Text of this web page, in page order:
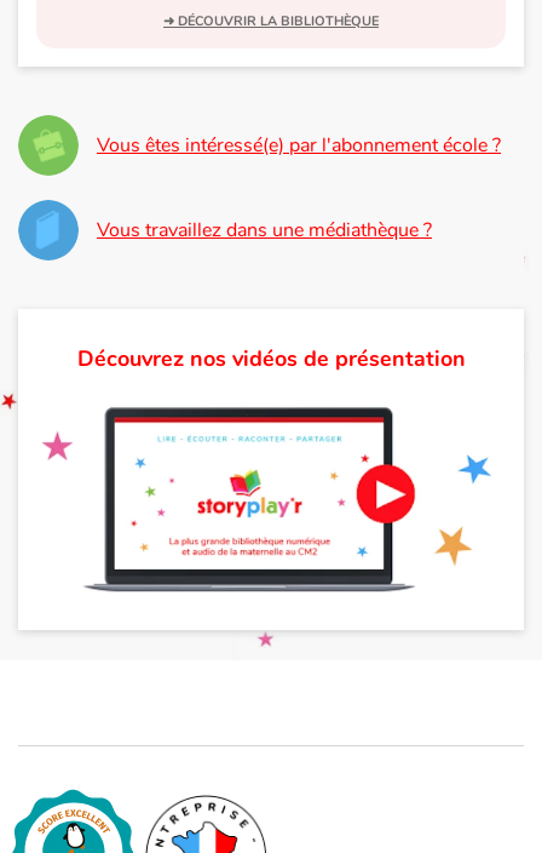
➜ DÉCOUVRIR LA BIBLIOTHÈQUE
Vous êtes intéressé(e) par l'abonnement école ?
Vous travaillez dans une médiathèque ?
Découvrez nos vidéos de présentation